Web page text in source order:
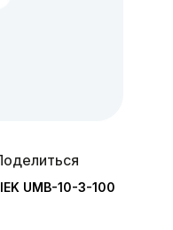
UMB-10-3-100